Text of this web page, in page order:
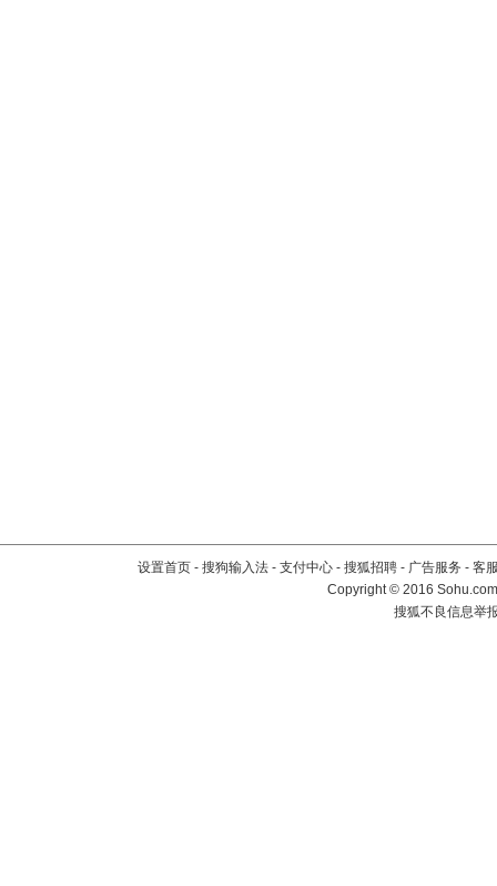
设置首页 - 搜狗输入法 - 支付中心 - 搜狐招聘 - 广告服务 - 客
Copyright©2016
搜狐不良信息举